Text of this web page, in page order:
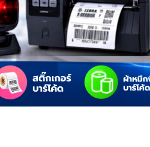
คุมสต็อก กับใช้
างกันอย่างไร?
หนเหมาะกับธุรกิจที่
ติบโต
การทำงานของ
ตั้งแต่รับสินค้า จัด
บ แพ็ก จนถึงจัดส่ง